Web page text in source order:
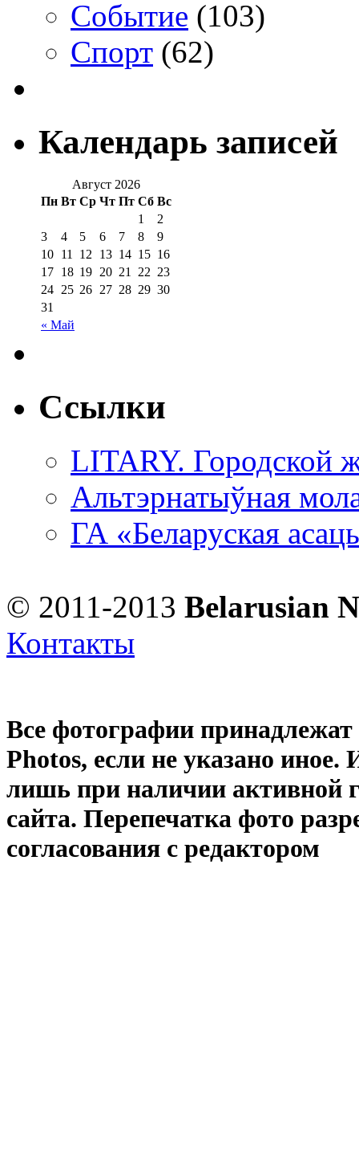
Событие (103)
Спорт (62)
Календарь записей
Август 2026
Пн Вт Ср Чт Пт Сб Вс
« Май
1
2
3
4 5 6 7 8
9
10 11 12 13 14 15 16
17 18 19 20 21 22 23
24 25 26 27 28 29 30
31
Ссылки
LITARY. Городской
Альтэрнатыўная
ГА «Беларуская
© 2011-2013 Belarusian
Контакты
Все фотографии
Photos, если не указано иное.
лишь при наличии активной
сайта. Перепечатка фото
согласования с редактором